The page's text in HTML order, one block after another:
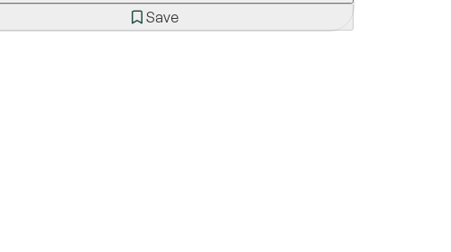
Save